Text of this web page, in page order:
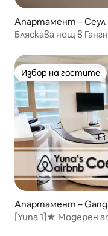
Апартамент – Сеул
Бляскава нощ в
Избор на гостите
Избор на гостите
Апартамент –
[Yuna 1]★ Модерен